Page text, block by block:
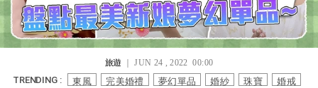
旅遊｜ JUN 24 , 2022 00:00
TRENDING : 東風 完美婚禮 夢幻單品 婚紗 珠寶
婚戒